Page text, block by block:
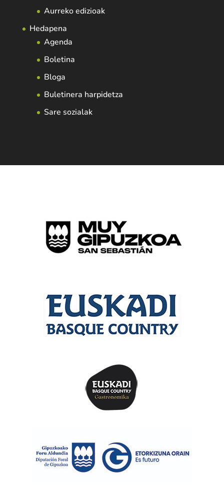
Aurreko edizioak
Hedapena
Agenda
Boletina
Bloga
Buletinera harpidetza
Sare sozialak